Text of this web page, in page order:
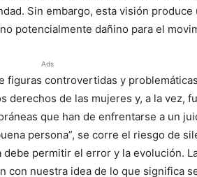
Sin embargo, esta visión produce
potencialmente dañino para el
Ads
figuras controvertidas y
derechos de las mujeres y, a la vez,
que han de enfrentarse a un
persona”, se corre el riesgo de
permitir el error y la evolución.
nuestra idea de lo que significa